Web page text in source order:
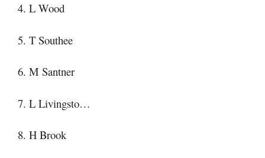
4. L Wood
5. T Southee
6. M Santner
7. L Livingsto…
8. H Brook